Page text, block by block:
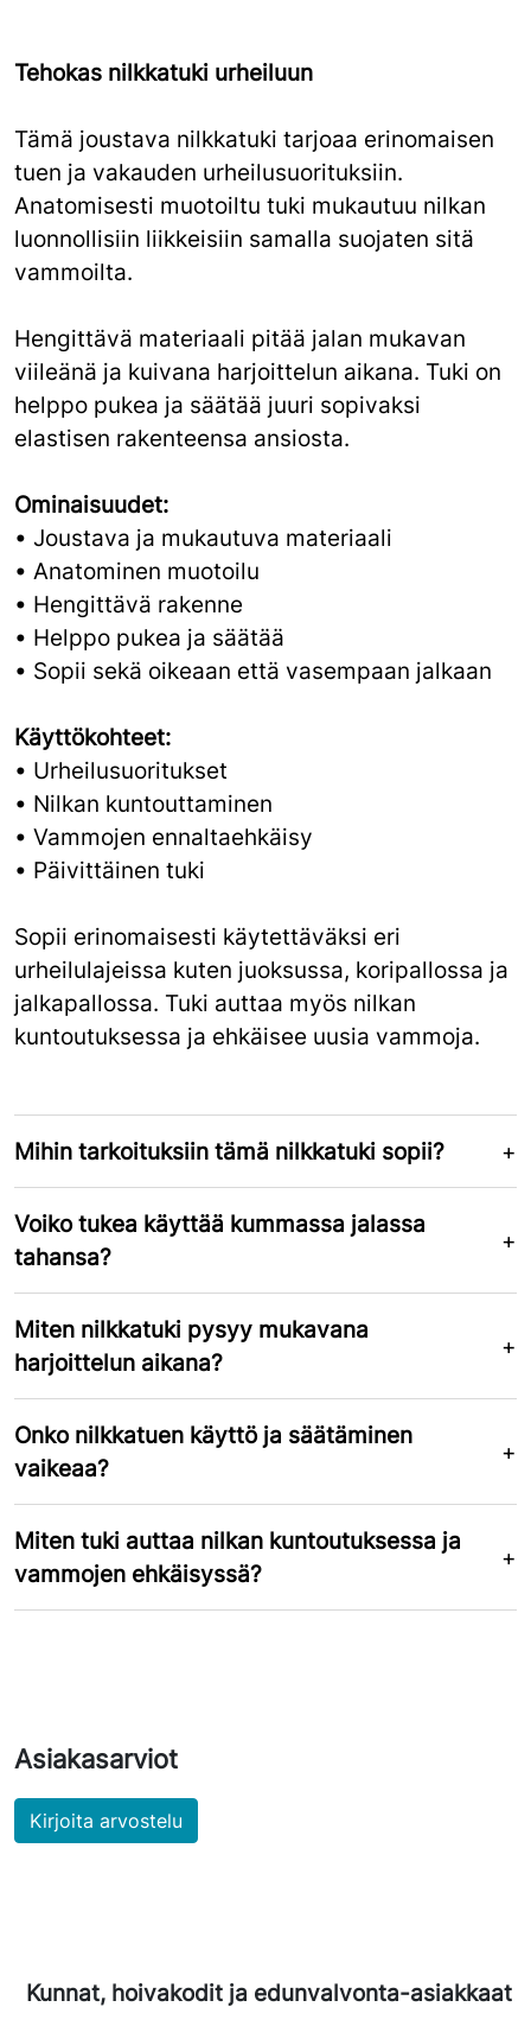
Tehokas nilkkatuki urheiluun
Tämä joustava nilkkatuki tarjoaa erinomaisen
tuen ja vakauden urheilusuorituksiin.
Anatomisesti muotoiltu tuki mukautuu nilkan
luonnollisiin liikkeisiin samalla suojaten sitä
vammoilta.
Hengittävä materiaali pitää jalan mukavan
viileänä ja kuivana harjoittelun aikana. Tuki on
helppo pukea ja säätää juuri sopivaksi
elastisen rakenteensa ansiosta.
Ominaisuudet:
• Joustava ja mukautuva materiaali
• Anatominen muotoilu
• Hengittävä rakenne
• Helppo pukea ja säätää
• Sopii sekä oikeaan että vasempaan jalkaan
Käyttökohteet:
• Urheilusuoritukset
• Nilkan kuntouttaminen
• Vammojen ennaltaehkäisy
• Päivittäinen tuki
Sopii erinomaisesti käytettäväksi eri
urheilulajeissa kuten juoksussa, koripallossa ja
jalkapallossa. Tuki auttaa myös nilkan
kuntoutuksessa ja ehkäisee uusia vammoja.
Mihin tarkoituksiin tämä nilkkatuki sopii?
Voiko tukea käyttää kummassa jalassa
tahansa?
Miten nilkkatuki pysyy mukavana
harjoittelun aikana?
Onko nilkkatuen käyttö ja säätäminen
vaikeaa?
Miten tuki auttaa nilkan kuntoutuksessa ja
vammojen ehkäisyssä?
Asiakasarviot
Kirjoita arvostelu
Kunnat, hoivakodit ja edunvalvonta-asiakkaat